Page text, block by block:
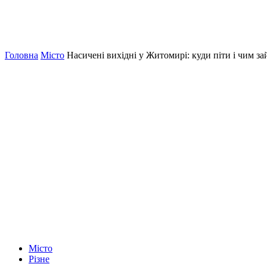
Головна Місто Насичені вихідні у Житомирі: куди піти і чим
Місто
Різне